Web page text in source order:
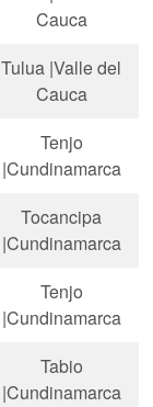
Cauca
Tulua |Valle del
Cauca
Tenjo
|Cundinamarca
Tocancipa
|Cundinamarca
Tenjo
|Cundinamarca
Tabio
|Cundinamarca